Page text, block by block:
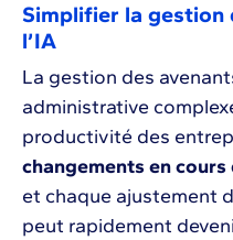
Simplifier la gestion
l’IA
La gestion des
administrative
productivité des
changements en
et chaque ajustement
peut rapidement